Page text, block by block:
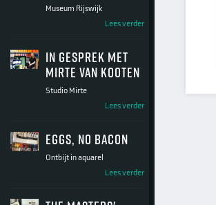
Museum Rijswijk
Lees verder
In gesprek met
Mirte van Kooten
Studio Mirte
Lees verder
Eggs, no bacon
Ontbijt in aquarel
Lees verder